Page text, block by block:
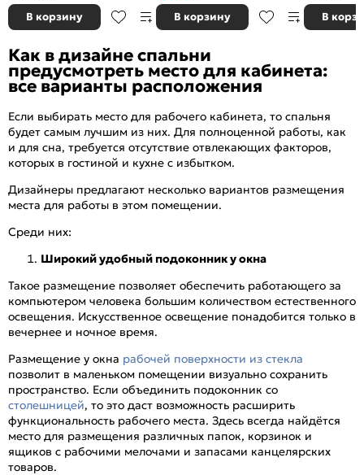
В корзину В корзину В
Как в дизайне спальни
предусмотреть место для кабинета:
все варианты расположения
Если выбирать место для рабочего кабинета, то спальня
будет самым лучшим из них. Для полноценной работы, как
и для сна, требуется отсутствие отвлекающих факторов,
которых в гостиной и кухне с избытком.
Дизайнеры предлагают несколько вариантов размещения
места для работы в этом помещении.
Среди них:
Широкий удобный подоконник у окна
Такое размещение позволяет обеспечить работающего за
компьютером человека большим количеством естественного
освещения. Искусственное освещение понадобится только в
вечернее и ночное время.
Размещение у окна рабочей поверхности из стекла
позволит в маленьком помещении визуально сохранить
пространство. Если объединить подоконник со
столешницей, то это даст возможность расширить
функциональность рабочего места. Здесь всегда найдётся
место для размещения различных папок, корзинок и
ящиков с рабочими мелочами и запасами канцелярских
товаров.